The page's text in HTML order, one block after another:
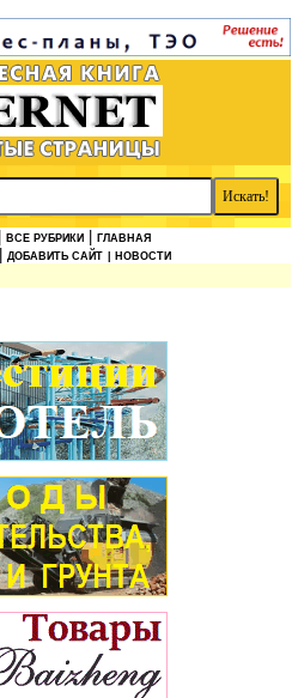
ВСЕ РУБРИКИ
ГЛАВНАЯ
ДОБАВИТЬ САЙТ | НОВОСТИ